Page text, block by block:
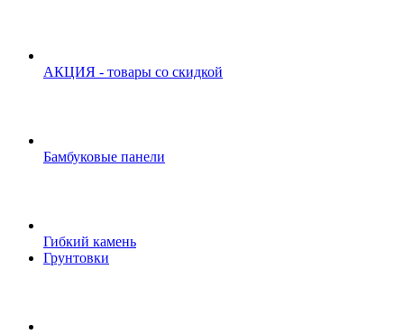
АКЦИЯ - товары со скидкой
Бамбуковые панели
Гибкий камень
Грунтовки